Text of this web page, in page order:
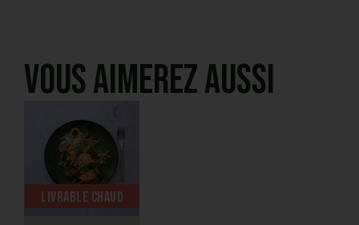
Vous aimerez aussi
Livrable chaud